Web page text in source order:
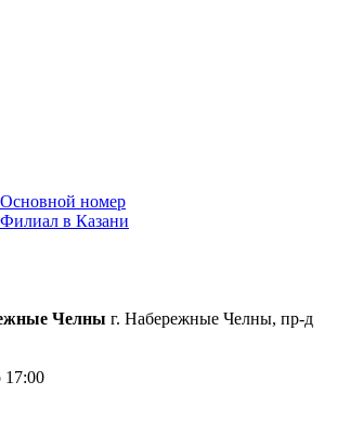
Основной номер
Филиал в Казани
Челны г. Набережные Челны, пр-д
17:00